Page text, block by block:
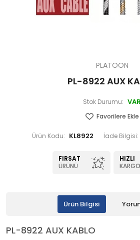
PLATOON
PL-8922 AUX
Stok Durumu: VAR
Favorilere Ekle
Ürün Kodu: KL8922 İade Bilgisi:
FIRSAT
ÜRÜNÜ
HIZLI
KARGO
Ürün Bilgisi
PL-8922 AUX KABLO